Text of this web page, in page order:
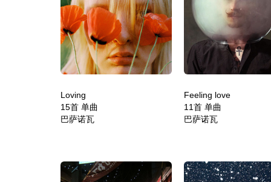
Loving
15首 单曲
巴萨诺瓦
Feeling love
11首 单曲
巴萨诺瓦